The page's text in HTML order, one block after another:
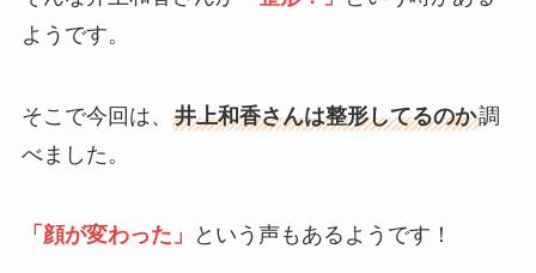
ようです。
そこで今回は、 井上和香さんは整形してるのか調
べました。
「顔が変わった」 という声もあるようです！